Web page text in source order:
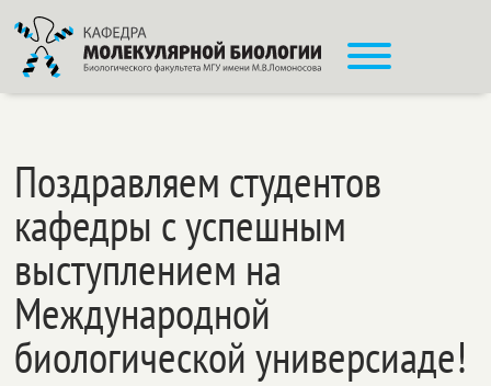
Поздравляем студентов
кафедры с успешным
выступлением на
Международной
биологической универсиаде!